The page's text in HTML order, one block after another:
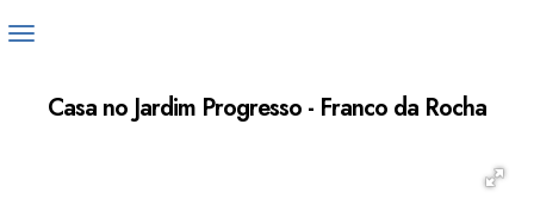
Casa no Jardim Progresso - Franco da Rocha